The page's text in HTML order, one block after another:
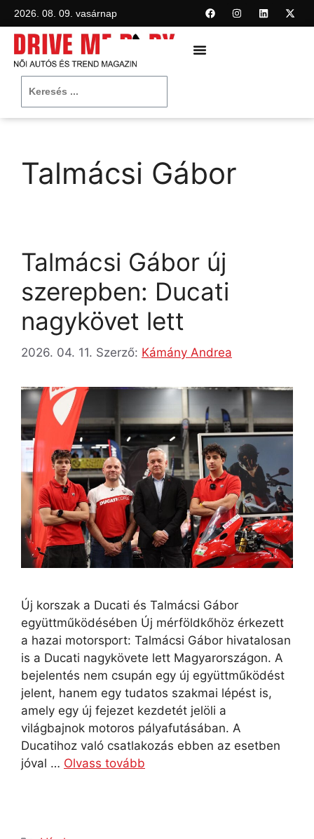
2026. 08. 09. vasárnap
Talmácsi Gábor
Talmácsi Gábor új
szerepben: Ducati
nagykövet lett
2026. 04. 11. Szerző: Kámány Andrea
Új korszak a Ducati és Talmácsi Gábor
együttműködésében Új mérföldkőhöz érkezett
a hazai motorsport: Talmácsi Gábor hivatalosan
is a Ducati nagykövete lett Magyarországon. A
bejelentés nem csupán egy új együttműködést
jelent, hanem egy tudatos szakmai lépést is,
amely egy új fejezet kezdetét jelöli a
világbajnok motoros pályafutásában. A
Ducatihoz való csatlakozás ebben az esetben
jóval … Olvass tovább